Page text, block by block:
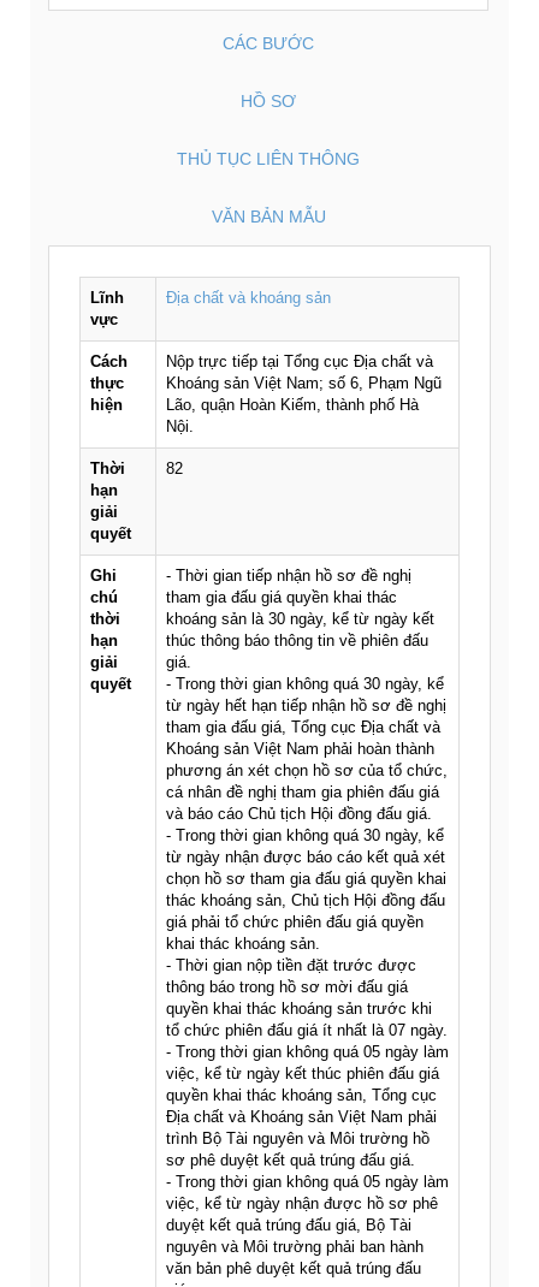
CÁC BƯỚC
HỒ SƠ
THỦ TỤC LIÊN THÔNG
VĂN BẢN MẪU
Lĩnh
vực
Địa chất và khoáng sản
Cách
thực
hiện
Nộp trực tiếp tại Tổng cục Địa chất và
Khoáng sản Việt Nam; số 6, Phạm Ngũ
Lão, quận Hoàn Kiếm, thành phố Hà
Nội.
Thời
hạn
giải
quyết
82
Ghi
chú
thời
hạn
giải
quyết
- Thời gian tiếp nhận hồ sơ đề nghị
tham gia đấu giá quyền khai thác
khoáng sản là 30 ngày, kể từ ngày kết
thúc thông báo thông tin về phiên đấu
giá.
- Trong thời gian không quá 30 ngày, kể
từ ngày hết hạn tiếp nhận hồ sơ đề nghị
tham gia đấu giá, Tổng cục Địa chất và
Khoáng sản Việt Nam phải hoàn thành
phương án xét chọn hồ sơ của tổ chức,
cá nhân đề nghị tham gia phiên đấu giá
và báo cáo Chủ tịch Hội đồng đấu giá.
- Trong thời gian không quá 30 ngày, kể
từ ngày nhận được báo cáo kết quả xét
chọn hồ sơ tham gia đấu giá quyền khai
thác khoáng sản, Chủ tịch Hội đồng đấu
giá phải tổ chức phiên đấu giá quyền
khai thác khoáng sản.
- Thời gian nộp tiền đặt trước được
thông báo trong hồ sơ mời đấu giá
quyền khai thác khoáng sản trước khi
tổ chức phiên đấu giá ít nhất là 07 ngày.
- Trong thời gian không quá 05 ngày làm
việc, kể từ ngày kết thúc phiên đấu giá
quyền khai thác khoáng sản, Tổng cục
Địa chất và Khoáng sản Việt Nam phải
trình Bộ Tài nguyên và Môi trường hồ
sơ phê duyệt kết quả trúng đấu giá.
- Trong thời gian không quá 05 ngày làm
việc, kể từ ngày nhận được hồ sơ phê
duyệt kết quả trúng đấu giá, Bộ Tài
nguyên và Môi trường phải ban hành
văn bản phê duyệt kết quả trúng đấu